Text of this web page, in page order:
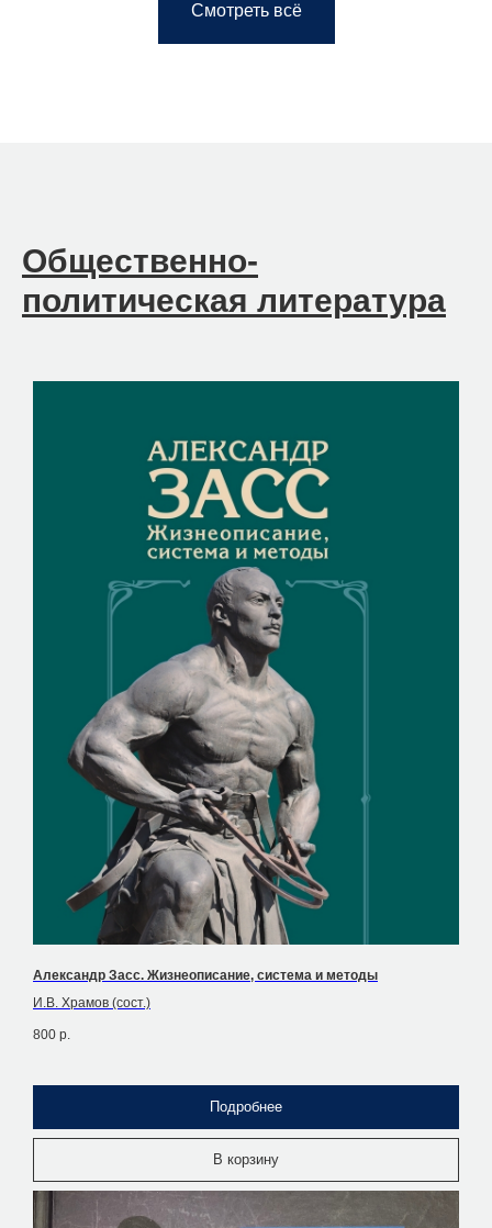
Смотреть всё
Общественно-
политическая литература
Александр Засс. Жизнеописание, система и методы
И.В. Храмов (сост.)
800 р.
Подробнее
В корзину